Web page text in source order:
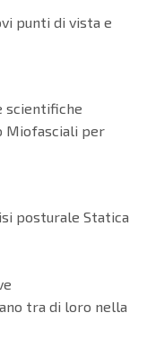
punti di vista e
scientifiche
Miofasciali per
posturale Statica
tra di loro nella